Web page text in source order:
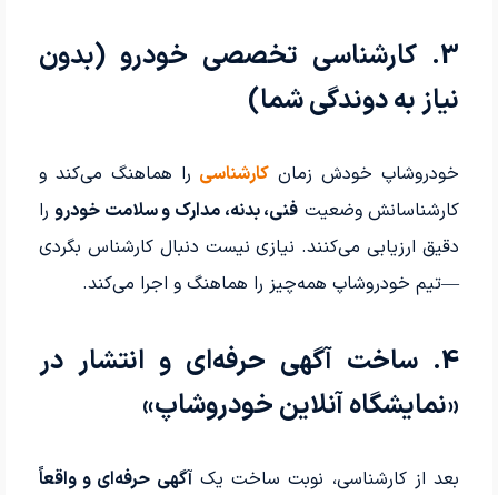
3. کارشناسی تخصصی خودرو (بدون
نیاز به دوندگی شما)
خودروشاپ خودش زمان کارشناسی را هماهنگ می‌کند و
کارشناسانش وضعیت فنی، بدنه، مدارک و سلامت خودرورا
دقیق ارزیابی می‌کنند. نیازی نیست دنبال کارشناس بگردی
—تیم خودروشاپ همه‌چیز را هماهنگ و اجرا می‌کند.
4. ساخت آگهی حرفه‌ای و انتشار در
«نمایشگاه آنلاین خودروشاپ»
بعد از کارشناسی، نوبت ساخت یکآگهی حرفه‌ای و واقعاً